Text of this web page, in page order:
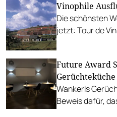
Vinophile
Die schönsten
jetzt: Tour de
Future Award
Gerüchteküche
Wankerls
Beweis dafür,